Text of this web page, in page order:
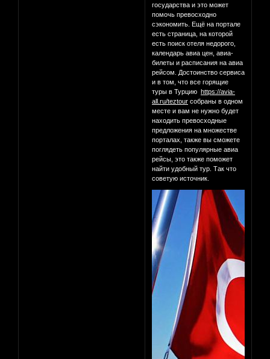
государства и это может
помочь превосходно
сэкономить. Ещё на портале
есть страница, на которой
есть поиск отеля недорого,
календарь авиа цен, авиа-
билеты и расписания на авиа
рейсом. Достоинство сервиса
и в том, что все горящие
туры в Турциюhttps://avia-
all.ru/teztour собраны в одном
месте и вам не нужно будет
находить превосходные
предложения на множестве
порталах, также вы сможете
поглядеть популярные авиа
рейсы, это также поможет
найти удобный тур. Так что
советую источник.